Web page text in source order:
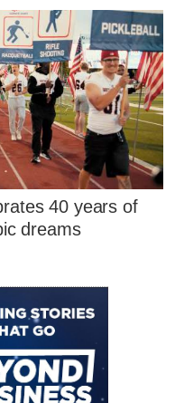
40 years of
dreams